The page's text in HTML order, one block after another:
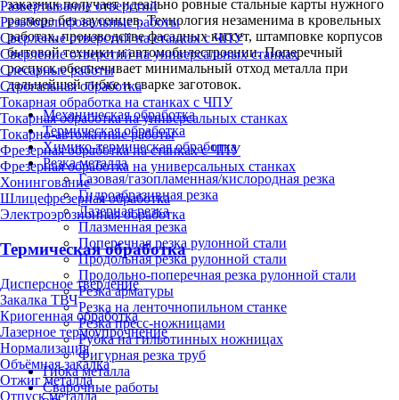
Развертывание отверстий
Резьбошлифовальные работы
Сверление отверстий на станках с ЧПУ
Сверление отверстий на универсальных станках
Слесарные работы
Строгальная обработка
Токарная обработка на станках с ЧПУ
Токарная обработка на универсальных станках
Токарно-автоматные работы
Фрезерная обработка на станках с ЧПУ
Фрезерная обработка на универсальных станках
Хонингование
Шлицефрезерная обработка
Электроэрозионная обработка
Термическая обработка
Дисперсное твердение
Закалка ТВЧ
Криогенная обработка
Лазерное термоупрочнение
Нормализация
Объёмная закалка
Отжиг металла
Отпуск металла
заказчик получает идеально ровные стальные карты нужного
размера без заусенцев. Технология незаменима в кровельных
работах, производстве фасадных кассет, штамповке корпусов
бытовой техники и автомобилестроении. Поперечный
роспуск обеспечивает минимальный отход металла при
дальнейшей гибке и сварке заготовок.
Механическая обработка
Термическая обработка
Химико-термическая обработка
Резка металла
Газовая/газопламенная/кислородная резка
Гидроабразивная резка
Лазерная резка
Плазменная резка
Поперечная резка рулонной стали
Продольная резка рулонной стали
Продольно-поперечная резка рулонной стали
Резка арматуры
Резка на ленточнопильном станке
Резка пресс-ножницами
Рубка на гильотинных ножницах
Фигурная резка труб
Гибка металла
Сварочные работы